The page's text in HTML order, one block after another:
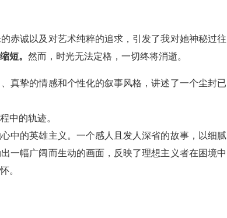
赤诚以及对艺术纯粹的追求，引发了我对她神秘过往
短。 然而，时光无法定格，一切终将消逝。
真挚的情感和个性化的叙事风格，讲述了一个尘封已
中的轨迹。
中的英雄主义。一个感人且发人深省的故事，以细腻
一幅广阔而生动的画面，反映了理想主义者在困境中
。